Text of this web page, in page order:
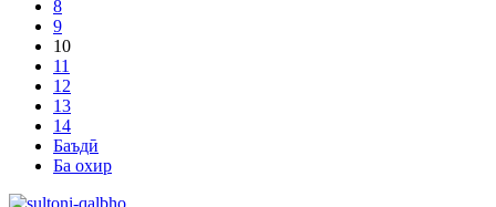
8
9
10
11
12
13
14
Баъдӣ
Ба охир